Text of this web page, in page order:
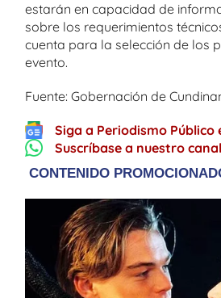
estarán en capacidad de
sobre los requerimientos
cuenta para la selección de los
evento.
Fuente: Gobernación de
Siga a Periodismo Público
Suscríbase a nuestro